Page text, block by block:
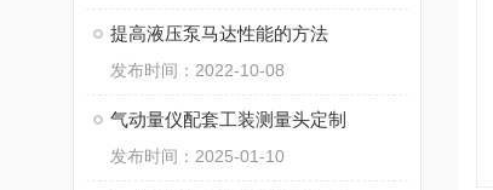
提高液压泵马达性能的方法
发布时间：2022-10-08
气动量仪配套工装测量头定制
发布时间：2025-01-10